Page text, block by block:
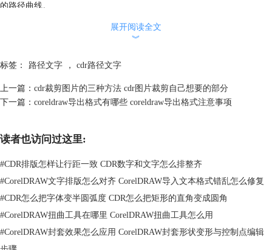
的路径曲线。
图2：绘制曲线
绘制完路径曲线后，再点击“文本工具”，将鼠标移动到曲线的路径上，在
展开阅读全文
︾
标签： 路径文字 ， cdr路径文字
上一篇： cdr裁剪图片的三种方法 cdr图片裁剪自己想要的部分
下一篇： coreldraw导出格式有哪些 coreldraw导出格式注意事项
读者也访问过这里:
#CDR排版怎样让行距一致 CDR数字和文字怎么排整齐
#CorelDRAW文字排版怎么对齐 CorelDRAW导入文本格式错乱怎么修复
#CDR怎么把字体变半圆弧度 CDR怎么把矩形的直角变成圆角
#CorelDRAW扭曲工具在哪里 CorelDRAW扭曲工具怎么用
#CorelDRAW封套效果怎么应用 CorelDRAW封套形状变形与控制点编辑